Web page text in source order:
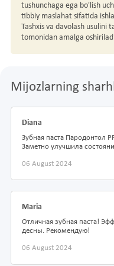
tushunchaga ega bo'lish
tibbiy maslahat sifatida
Tashxis va davolash usulini
tomonidan amalga
Mijozlarning
Diana
Зубная паста Пародонтол
Заметно улучшила
06 August 2024
Maria
Отличная зубная паста!
десны. Рекомендую!
06 August 2024